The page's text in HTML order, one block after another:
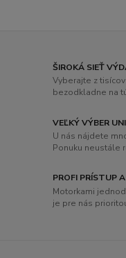
ŠIROKÁ SIEŤ
Vyberajte z
bezodkladne na
VEĽKÝ VÝBER
U nás nájdete
Ponuku neustále
PROFI PRÍSTUP
Motorkami
je pre nás